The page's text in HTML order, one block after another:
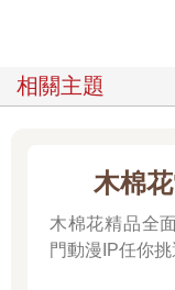
相關主題
木棉
木棉花精品全
門動漫IP任你挑